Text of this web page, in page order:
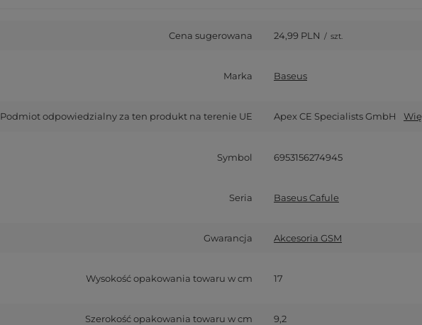
Cena sugerowana 24,99 PLN / szt.
Marka Baseus
Podmiot odpowiedzialny za ten produkt na terenie UE Apex CE Specialists GmbH
Symbol 6953156274945
Seria Baseus Cafule
Gwarancja Akcesoria GSM
Wysokość opakowania towaru w cm 17
Szerokość opakowania towaru w cm 9,2